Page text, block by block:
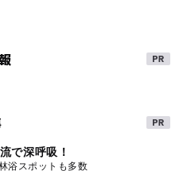
で深呼吸！
浴スポットも多数